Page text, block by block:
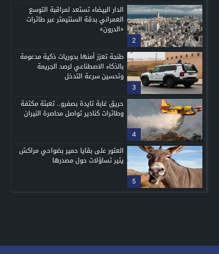
2
الدار البيضاء تستعد لمراقبة التوسع
العمراني بدقة السنتيمتر عبر طائرات
«الدرون»
3
طنجة تعزز أمنها بدوريات ذكية مدعومة
بالذكاء الاصطناعي لرصد الجريمة
وتحسين سرعة التدخل
4
حريق غابة تايدة بصفرو.. تعبئة مكثفة
وطائرات كنادير تواصل محاصرة النيران
5
العثور على بقايا حمير بضواحي مراكش
يثير تساؤلات حول مصدرها